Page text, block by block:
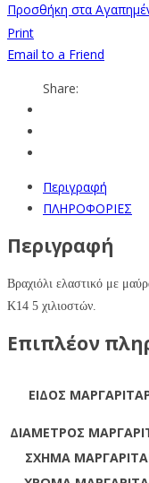
Προσθήκη στα
Print
Email to a Friend
Share:
Περιγραφή
ΠΛΗΡΟΦΟΡΙΕΣ
Περιγραφή
Βραχιόλι ελαστικό με
Κ14 5 χιλιοστών.
Επιπλέον
ΕΙΔΟΣ
ΔΙΑΜΕΤΡΟΣ
ΣΧΗΜΑ